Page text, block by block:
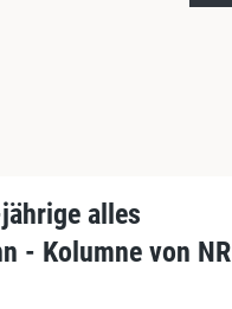
alles
- Kolumne von NR